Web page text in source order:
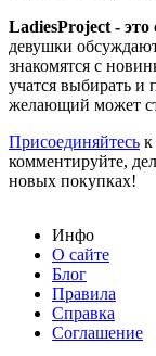
LadiesProject -
девушки
знакомятся с
учатся выбирать и
желающий может
Присоединяйтесь к
комментируйте,
новых покупках!
Инфо
О сайте
Блог
Правила
Справка
Соглашение